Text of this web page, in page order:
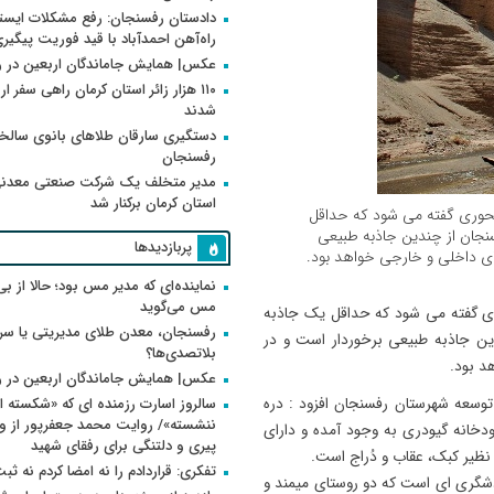
گفته می شود که حداقل
از چندین جاذبه طبیعی
داخلی و خارجی خواهد بود.
گفته می شود که حداقل یک جاذبه
جاذبه طبیعی برخوردار است و در
بود.
شهرستان رفسنجان افزود : دره
گیودری به وجود آمده و دارای
کبک، عقاب و دُراج است.
ای است که دو روستای میمند و
دادستان رفسنجان: رفع مشکلات
راه‌آهن احمدآباد با قید فوریت
عکس| همایش جاماندگان اربعین در
۱۱۰ هزار زائر استان کرمان راهی سفر
شدند
دستگیری سارقان طلاهای بانوی
رفسنجان
مدیر متخلف یک شرکت صنعتی
استان کرمان برکنار شد
پربازدیدها
نماینده‌ای که مدیر مس بود؛ حالا از
مس می‌گوید
رفسنجان، معدن طلای مدیریتی یا
بلاتصدی‌ها؟
عکس| همایش جاماندگان اربعین در
سالروز اسارت رزمنده ای که «شکسته
پیری و دلتنگی برای رفقای شهید
تفکری: قراردادم را نه امضا کردم نه